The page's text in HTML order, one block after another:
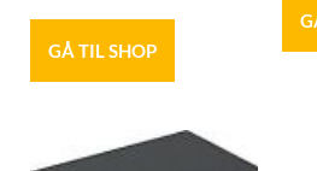
GÅ TIL SHOP